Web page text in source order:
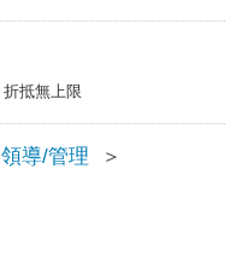
折抵無上限
領導/管理
＞